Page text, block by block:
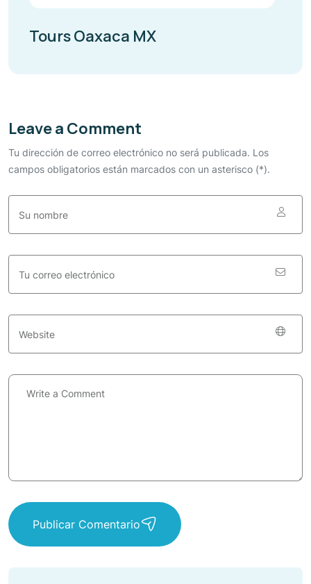
Tours Oaxaca MX
Leave a Comment
Tu dirección de correo electrónico no será publicada. Los
campos obligatorios están marcados con un asterisco (*).
Publicar Comentario